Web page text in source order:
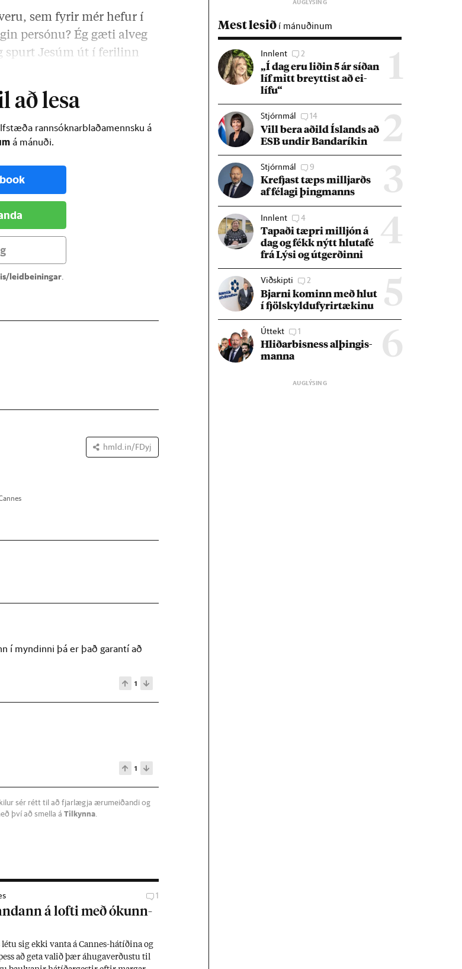
sem fyrir mér hefur í
persónu? Ég gæti alveg
spurt Jesúm út í ferilinn
að lesa
rannsóknarblaðamennsku á
á mánuði.
leidbeiningar.
hmld.in/FDyj
í myndinni þá er það garantí að
1
1
sér rétt til að fjarlægja ærumeiðandi og
því að smella áTilkynna
1
á lofti með ókunn­
sig ekki vanta á Cann­es-há­tíð­ina og
að geta val­ið þær áhuga­verð­ustu til
Mest lesið í mánuðinum
1
Innlent 2
„Í dag eru lið­in 5 ár síð­an
líf mitt breytt­ist að ei­
lífu“
2
Stjórnmál 14
Vill bera að­ild Ís­lands að
ESB und­ir Banda­rík­in
3
Stjórnmál 9
Krefjast tæps millj­arðs
af fé­lagi þing­manns
4
Innlent 4
Tap­aði tæpri millj­ón á
dag og fékk nýtt hluta­fé
frá Lýsi og út­gerð­inni
5
Viðskipti 2
Bjarni kom­inn með hlut
í fjöl­skyldu­fyr­ir­tæk­inu
6
Úttekt 1
Hlið­ar­bis­ness al­þing­is­
manna